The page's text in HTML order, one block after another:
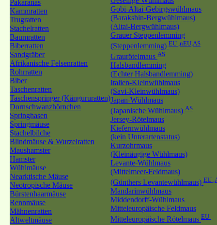
Pakaranas
Kammratten
Trugratten
Stachelratten
Baumratten
Biberratten
Sandgräber
Afrikanische Felsenratten
Rohrratten
Biber
Taschenratten
Taschenspringer (Kängururatten)
Dornschwanzhörnchen
Springhasen
Springmäuse
Stachelbilche
Blindmäuse & Wurzelratten
Maushamster
Hamster
Wühlmäuse
Nearktische Mäuse
Neotropische Mäuse
Bürstenhaarmäuse
Rennmäuse
Mähnenratten
Altweltmäuse
Gobi-Altai-Gebirgswühlmaus
(Barakshin-Bergwühlmaus)
(Altai-Bergwühlmaus)
Grauer Steppenlemming
(Steppenlemming) EU ,nEU,AS
Graurötelmaus AS
Halsbandlemming
(Echter Halsbandlemming)
Italien-Kleinwühlmaus
(Savi-Kleinwühlmaus)
Japan-Wühlmaus
(Japanische Wühlmaus) AS
Jersey-Rötelmaus
Kiefernwühlmaus
(kein Unterartenstatus)
Kurzohrmaus
(Kleinäugige Wühlmaus)
Levante-Wühlmaus
(Mittelmeer-Feldmaus)
(Günthers Levantewühlmaus) EU
Mandarinwühlmaus
Middendorff-Wühlmaus
Mitteleuropäische Feldmaus
Mitteleuropäische Rötelmaus EU